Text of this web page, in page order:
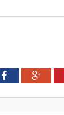
Facebook